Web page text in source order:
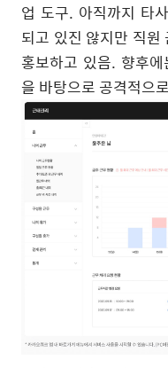
업 도구. 아직까지 타
되고 있진 않지만 직원
홍보하고 있음. 향후
을 바탕으로 공격적으